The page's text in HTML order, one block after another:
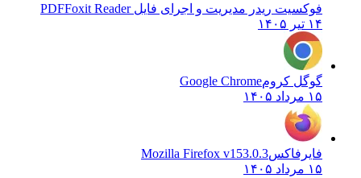
فوکسیت ریدر مدیریت و اجرای فایل PDFFoxit Reader
۱۴ تیر ۱۴۰۵
گوگل کرومGoogle Chrome
۱۵ مرداد ۱۴۰۵
فایرفاکسMozilla Firefox v153.0.3
۱۵ مرداد ۱۴۰۵